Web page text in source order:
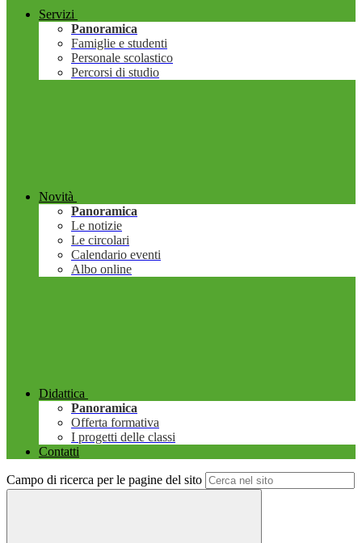
Servizi
Panoramica
Famiglie e studenti
Personale scolastico
Percorsi di studio
Novità
Panoramica
Le notizie
Le circolari
Calendario eventi
Albo online
Didattica
Panoramica
Offerta formativa
I progetti delle classi
Contatti
Campo di ricerca per le pagine del sito